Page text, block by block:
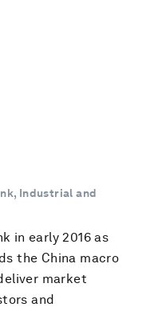
Industrial and
in early 2016 as
the China macro
market
and